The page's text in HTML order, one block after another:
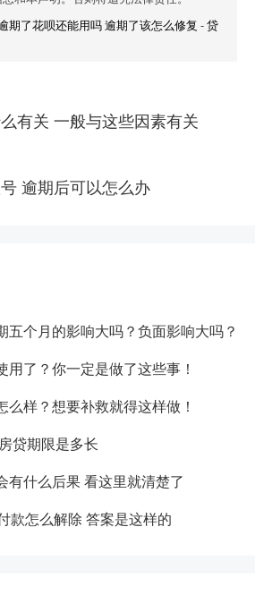
期了花呗还能用吗 逾期了该怎么修复 -贷
有关 一般与这些因素有关
逾期后可以怎么办
五个月的影响大吗？负面影响大吗？
用了？你一定是做了这些事！
么样？想要补救就得这样做！
贷期限是多长
有什么后果 看这里就清楚了
款怎么解除 答案是这样的